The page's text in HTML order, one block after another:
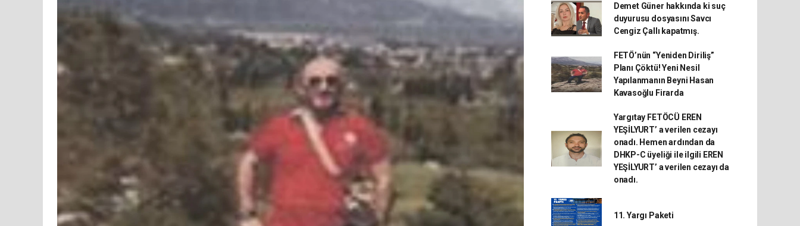
Demet Güner hakkında ki suç
duyurusu dosyasını Savcı
Cengiz Çallı kapatmış.
FETÖ’nün “Yeniden Diriliş”
Planı Çöktü! Yeni Nesil
Yapılanmanın Beyni Hasan
Kavasoğlu Firarda
Yargıtay FETÖCÜ EREN
YEŞİLYURT’ a verilen cezayı
onadı. Hemen ardından da
DHKP-C üyeliği ile ilgili EREN
YEŞİLYURT’ a verilen cezayı da
onadı.
11. Yargı Paketi